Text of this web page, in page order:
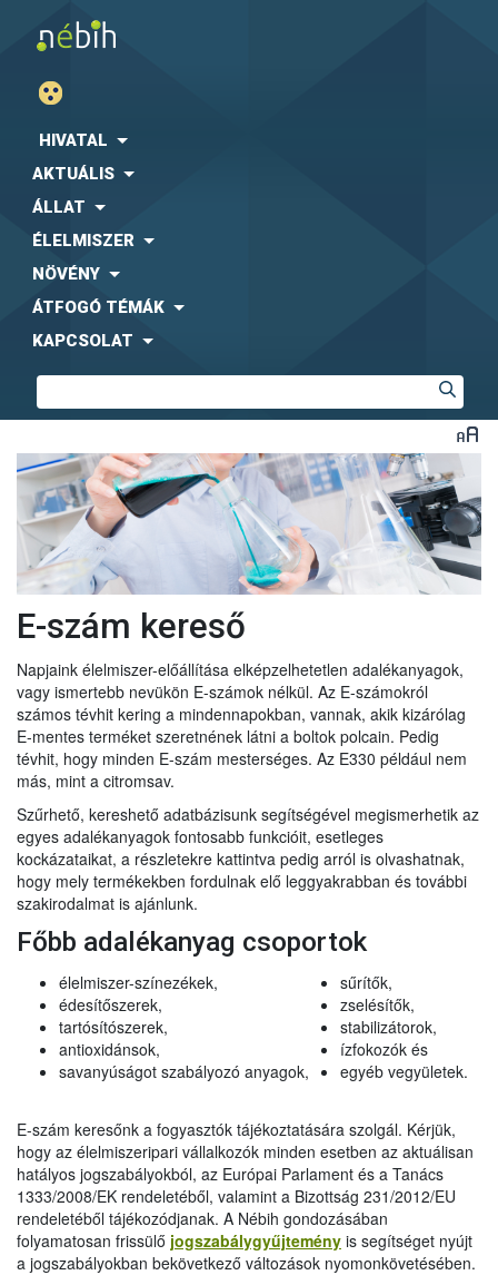
HIVATAL
AKTUÁLIS
ÁLLAT
ÉLELMISZER
NÖVÉNY
ÁTFOGÓ TÉMÁK
KAPCSOLAT
E-szám kereső
Napjaink élelmiszer-előállítása elképzelhetetlen adalékanyagok,
vagy ismertebb nevükön E-számok nélkül. Az E-számokról
számos tévhit kering a mindennapokban, vannak, akik kizárólag
E-mentes terméket szeretnének látni a boltok polcain. Pedig
tévhit, hogy minden E-szám mesterséges. Az E330 például nem
más, mint a citromsav.
Szűrhető, kereshető adatbázisunk segítségével megismerhetik az
egyes adalékanyagok fontosabb funkcióit, esetleges
kockázataikat, a részletekre kattintva pedig arról is olvashatnak,
hogy mely termékekben fordulnak elő leggyakrabban és további
szakirodalmat is ajánlunk.
Főbb adalékanyag csoportok
élelmiszer-színezékek,
édesítőszerek,
tartósítószerek,
antioxidánsok,
savanyúságot szabályozó anyagok,
sűrítők,
zselésítők,
stabilizátorok,
ízfokozók és
egyéb vegyületek.
E-szám keresőnk a fogyasztók tájékoztatására szolgál. Kérjük,
hogy az élelmiszeripari vállalkozók minden esetben az aktuálisan
hatályos jogszabályokból, az Európai Parlament és a Tanács
1333/2008/EK rendeletéből, valamint a Bizottság 231/2012/EU
rendeletéből tájékozódjanak. A Nébih gondozásában
folyamatosan frissülő jogszabálygyűjtemény is segítséget nyújt
a jogszabályokban bekövetkező változások nyomonkövetésében.